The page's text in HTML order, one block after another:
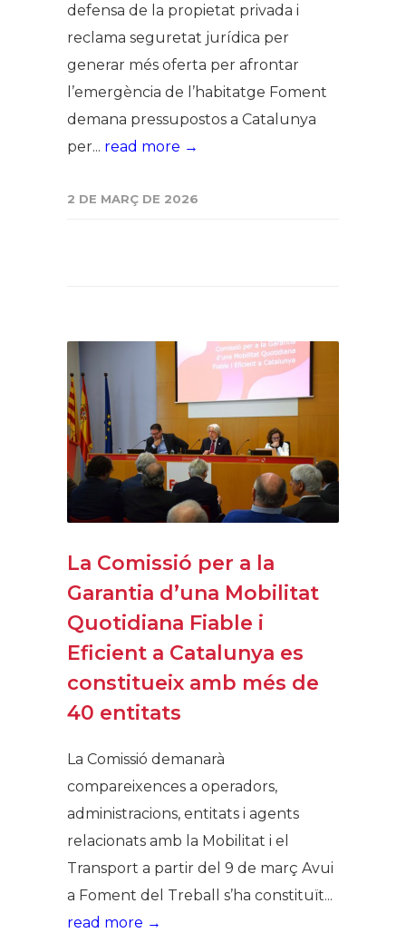
defensa de la propietat privada i
reclama seguretat jurídica per
generar més oferta per afrontar
l’emergència de l’habitatge Foment
demana pressupostos a Catalunya
per... read more →
2 DE MARÇ DE 2026
La Comissió per a la
Garantia d’una Mobilitat
Quotidiana Fiable i
Eficient a Catalunya es
constitueix amb més de
40 entitats
La Comissió demanarà
compareixences a operadors,
administracions, entitats i agents
relacionats amb la Mobilitat i el
Transport a partir del 9 de març Avui
a Foment del Treball s’ha constituït...
read more →